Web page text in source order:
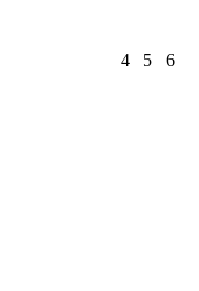
4 5 6